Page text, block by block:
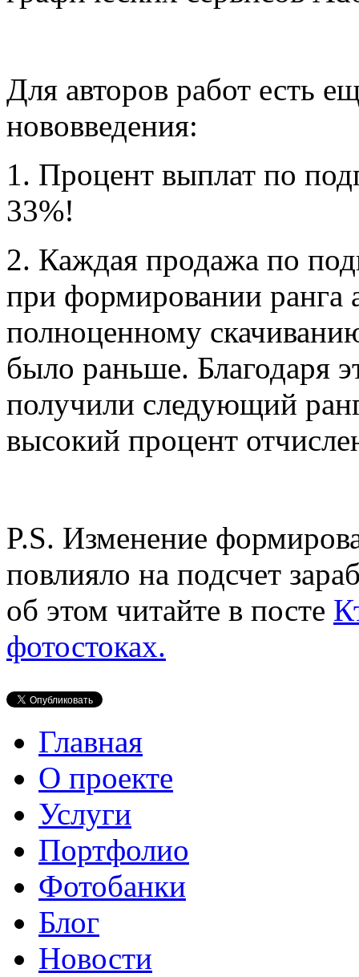
Для авторов работ есть
нововведения:
1. Процент выплат по
33%!
2. Каждая продажа по
при формировании ранга
полноценному
было раньше. Благодаря
получили следующий
высокий процент
P.S. Изменение
повлияло на подсчет
об этом читайте в посте
фотостоках.
Главная
О проекте
Услуги
Портфолио
Фотобанки
Блог
Новости